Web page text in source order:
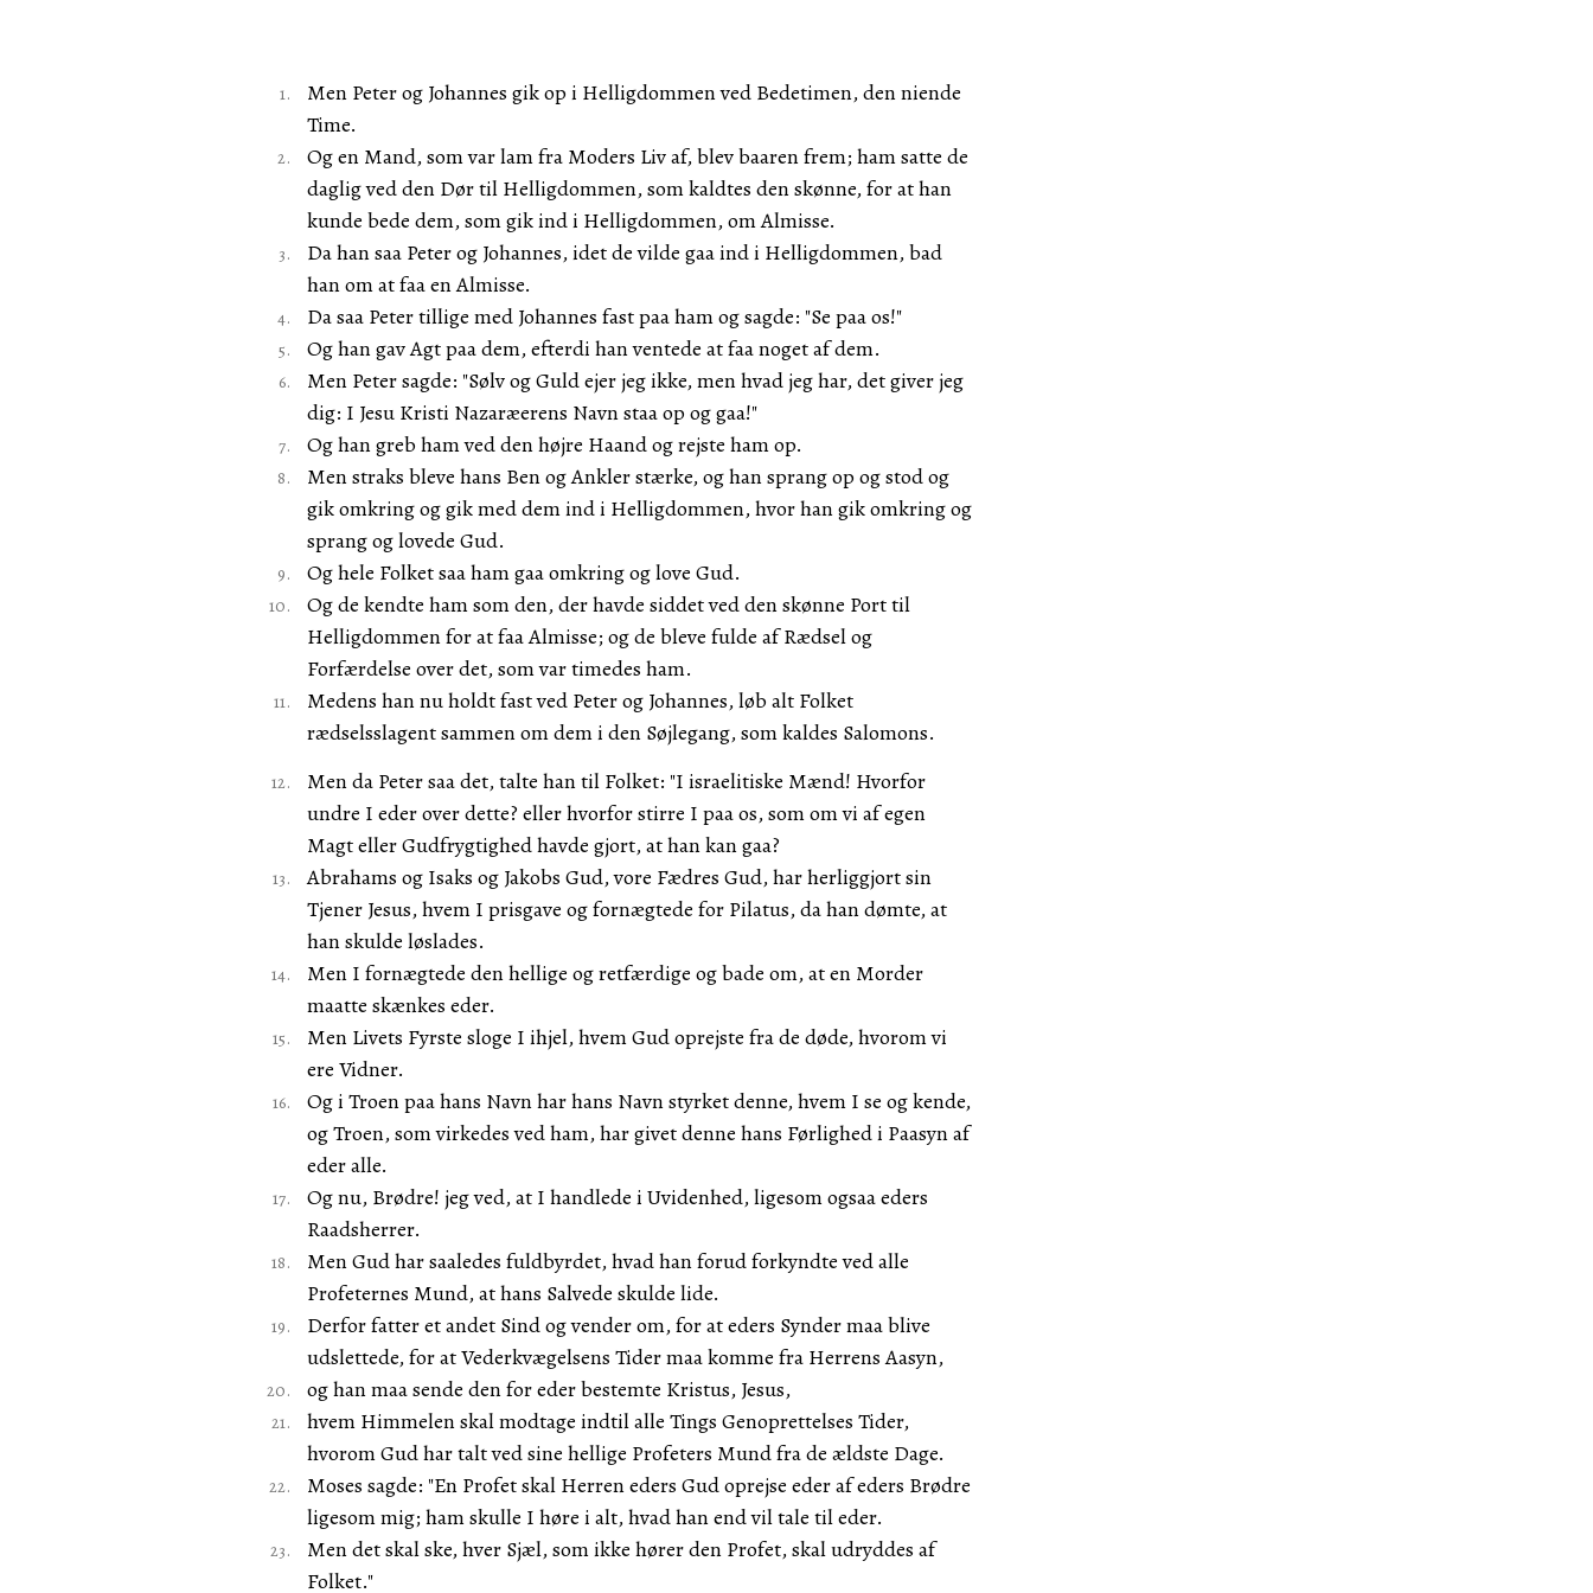
Men Peter og Johannes gik op i Helligdommen ved Bedetimen, den niende
Time.
Og en Mand, som var lam fra Moders Liv af, blev baaren frem; ham satte de
daglig ved den Dør til Helligdommen, som kaldtes den skønne, for at han
kunde bede dem, som gik ind i Helligdommen, om Almisse.
Da han saa Peter og Johannes, idet de vilde gaa ind i Helligdommen, bad
han om at faa en Almisse.
Da saa Peter tillige med Johannes fast paa ham og sagde: "Se paa os!"
Og han gav Agt paa dem, efterdi han ventede at faa noget af dem.
Men Peter sagde: "Sølv og Guld ejer jeg ikke, men hvad jeg har, det giver jeg
dig: I Jesu Kristi Nazaræerens Navn staa op og gaa!"
Og han greb ham ved den højre Haand og rejste ham op.
Men straks bleve hans Ben og Ankler stærke, og han sprang op og stod og
gik omkring og gik med dem ind i Helligdommen, hvor han gik omkring og
sprang og lovede Gud.
Og hele Folket saa ham gaa omkring og love Gud.
Og de kendte ham som den, der havde siddet ved den skønne Port til
Helligdommen for at faa Almisse; og de bleve fulde af Rædsel og
Forfærdelse over det, som var timedes ham.
Medens han nu holdt fast ved Peter og Johannes, løb alt Folket
rædselsslagent sammen om dem i den Søjlegang, som kaldes Salomons.
Men da Peter saa det, talte han til Folket: "I israelitiske Mænd! Hvorfor
undre I eder over dette? eller hvorfor stirre I paa os, som om vi af egen
Magt eller Gudfrygtighed havde gjort, at han kan gaa?
Abrahams og Isaks og Jakobs Gud, vore Fædres Gud, har herliggjort sin
Tjener Jesus, hvem I prisgave og fornægtede for Pilatus, da han dømte, at
han skulde løslades.
Men I fornægtede den hellige og retfærdige og bade om, at en Morder
maatte skænkes eder.
Men Livets Fyrste sloge I ihjel, hvem Gud oprejste fra de døde, hvorom vi
ere Vidner.
Og i Troen paa hans Navn har hans Navn styrket denne, hvem I se og kende,
og Troen, som virkedes ved ham, har givet denne hans Førlighed i Paasyn af
eder alle.
Og nu, Brødre! jeg ved, at I handlede i Uvidenhed, ligesom ogsaa eders
Raadsherrer.
Men Gud har saaledes fuldbyrdet, hvad han forud forkyndte ved alle
Profeternes Mund, at hans Salvede skulde lide.
Derfor fatter et andet Sind og vender om, for at eders Synder maa blive
udslettede, for at Vederkvægelsens Tider maa komme fra Herrens Aasyn,
og han maa sende den for eder bestemte Kristus, Jesus,
hvem Himmelen skal modtage indtil alle Tings Genoprettelses Tider,
hvorom Gud har talt ved sine hellige Profeters Mund fra de ældste Dage.
Moses sagde: "En Profet skal Herren eders Gud oprejse eder af eders Brødre
ligesom mig; ham skulle I høre i alt, hvad han end vil tale til eder.
Men det skal ske, hver Sjæl, som ikke hører den Profet, skal udryddes af
Folket."